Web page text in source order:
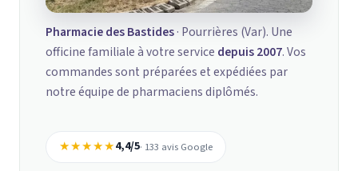
Pharmacie des Bastides· Pourrières (Var). Une
officine familiale à votre service depuis 2007. Vos
commandes sont préparées et expédiées par
notre équipe de pharmaciens diplômés.
★★★★★4,4/5· 133 avis Google